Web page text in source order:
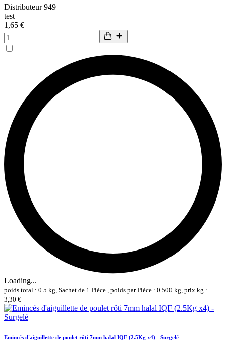
Distributeur 949
test
1,65 €
Loading...
poids total : 0.5 kg, Sachet de 1 Pièce , poids par Pièce : 0.500 kg, prix kg :
3,30 €
Emincés d'aiguillette de poulet rôti 7mm halal IQF (2.5Kg x4) - Surgelé